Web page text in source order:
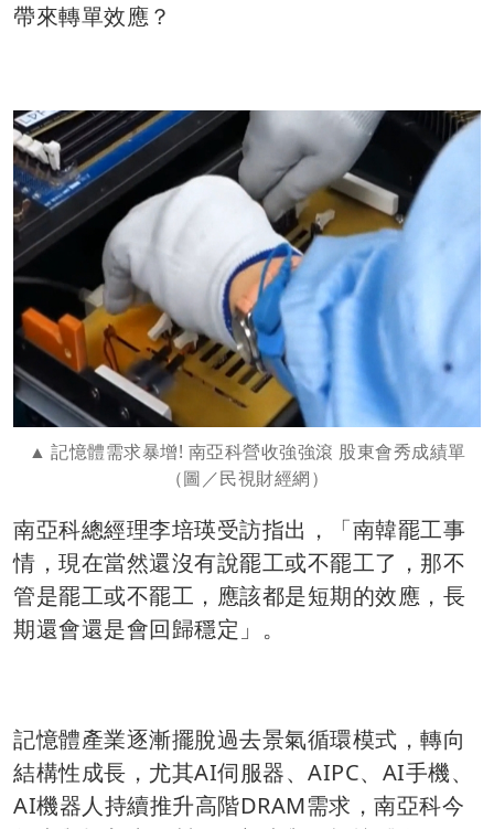
帶來轉單效應？
記憶體需求暴增! 南亞科營收強強滾 股東會秀成績單
（圖／民視財經網）
南亞科總經理李培瑛受訪指出，「南韓罷工事
情，現在當然還沒有說罷工或不罷工了，那不
管是罷工或不罷工，應該都是短期的效應，長
期還會還是會回歸穩定」。
記憶體產業逐漸擺脫過去景氣循環模式，轉向
結構性成長，尤其AI伺服器、AIPC、AI手機、
AI機器人持續推升高階DRAM需求，南亞科今